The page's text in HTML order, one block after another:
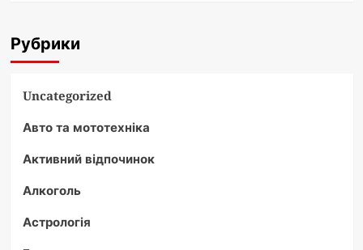
Рубрики
Uncategorized
Авто та мототехніка
Активний відпочинок
Алкоголь
Астрологія